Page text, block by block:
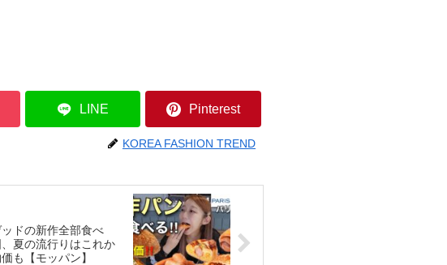
LINE Pinterest
KOREA FASHION TREND
ドの新作全部食べ
夏の流行りはこれか
も【モッパン】